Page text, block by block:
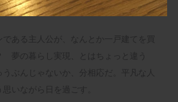
である主人公が、なんとか一戸建てを買
　夢の暮らし実現、とはちょっと違う
うぶんじゃないか、分相応だ。平凡な人
いながら日を過ごす。